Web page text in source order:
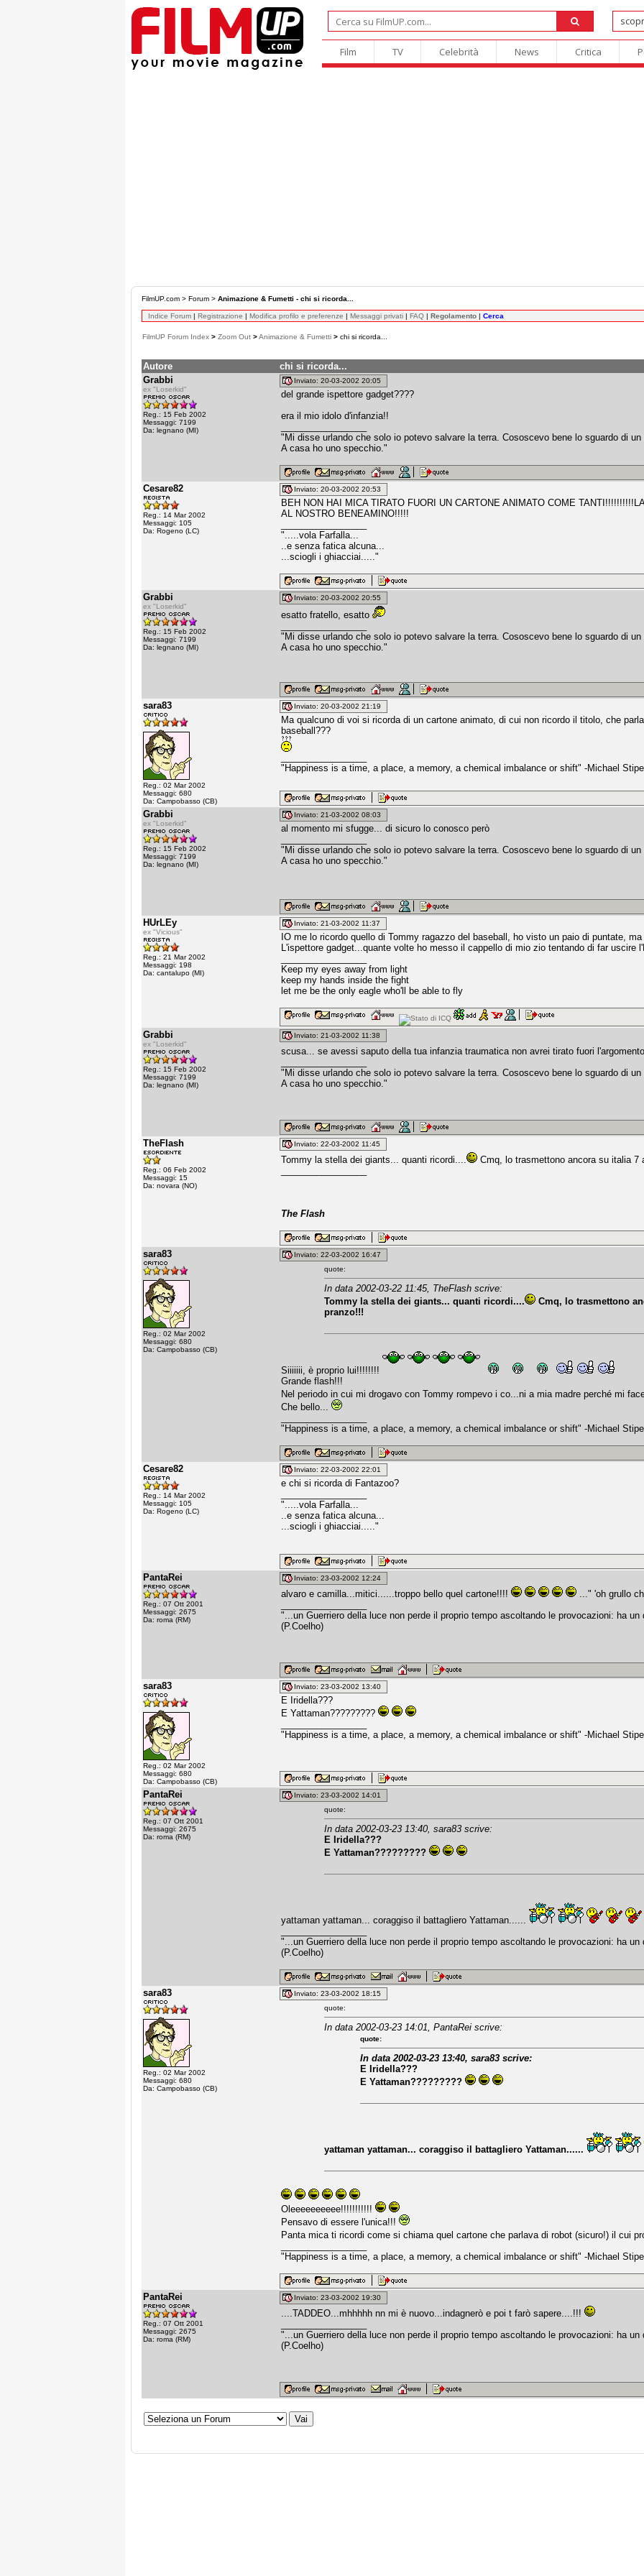
Film TV Celebrità News Critica
FilmUP.com > Forum > Animazione & Fumetti - chi si ricorda...
Indice Forum | Registrazione | Modifica profilo e preferenze | Messaggi privati | FAQ | Regolamento | Cerca
FilmUP Forum Index > Zoom Out >Animazione & Fumetti > chi si ricorda...
Autore
chi si ricorda...
Grabbi
ex "Loserkid"
Reg.: 15 Feb 2002
Messaggi: 7199
Da: legnano (MI)
Inviato: 20-03-2002 20:05
del grande ispettore gadget????
era il mio idolo d'infanzia!!
"Mi disse urlando che solo io potevo salvare la terra. Cososcevo bene lo sguardo di un
A casa ho uno specchio."
Cesare82
Reg.: 14 Mar 2002
Messaggi: 105
Da: Rogeno (LC)
Inviato: 20-03-2002 20:53
BEH NON HAI MICA TIRATO FUORI UN CARTONE ANIMATO COME
AL NOSTRO BENEAMINO!!!!!
".....vola Farfalla...
..e senza fatica alcuna...
...sciogli i ghiacciai....."
Grabbi
ex "Loserkid"
Reg.: 15 Feb 2002
Messaggi: 7199
Da: legnano (MI)
Inviato: 20-03-2002 20:55
esatto fratello, esatto
"Mi disse urlando che solo io potevo salvare la terra. Cososcevo bene lo sguardo di un
A casa ho uno specchio."
sara83
Reg.: 02 Mar 2002
Messaggi: 680
Da: Campobasso (CB)
Inviato: 20-03-2002 21:19
Ma qualcuno di voi si ricorda di un cartone animato, di cui non ricordo il titolo, che
baseball???
"Happiness is a time, a place, a memory, a chemical imbalance or shift" -Michael
Grabbi
ex "Loserkid"
Reg.: 15 Feb 2002
Messaggi: 7199
Da: legnano (MI)
Inviato: 21-03-2002 08:03
al momento mi sfugge... di sicuro lo conosco però
"Mi disse urlando che solo io potevo salvare la terra. Cososcevo bene lo sguardo di un
A casa ho uno specchio."
HUrLEy
ex "Vicious"
Reg.: 21 Mar 2002
Messaggi: 198
Da: cantalupo (MI)
Inviato: 21-03-2002 11:37
IO me lo ricordo quello di Tommy ragazzo del baseball, ho visto un paio di puntate,
L'ispettore gadget...quante volte ho messo il cappello di mio zio tentando di far uscire
Keep my eyes away from light
keep my hands inside the fight
let me be the only eagle who'll be able to fly
Grabbi
ex "Loserkid"
Reg.: 15 Feb 2002
Messaggi: 7199
Da: legnano (MI)
Inviato: 21-03-2002 11:38
scusa... se avessi saputo della tua infanzia traumatica non avrei tirato fuori
"Mi disse urlando che solo io potevo salvare la terra. Cososcevo bene lo sguardo di un
A casa ho uno specchio."
TheFlash
Reg.: 06 Feb 2002
Messaggi: 15
Da: novara (NO)
Inviato: 22-03-2002 11:45
Tommy la stella dei giants... quanti ricordi....
Cmq, lo trasmettono ancora su italia 7
The Flash
sara83
Reg.: 02 Mar 2002
Messaggi: 680
Da: Campobasso (CB)
Inviato: 22-03-2002 16:47
quote:
In data 2002-03-22 11:45, TheFlash scrive:
Tommy la stella dei giants... quanti ricordi....
Cmq, lo trasmettono
pranzo!!!
Siiiiiii, è proprio lui!!!!!!!!
Grande flash!!!
Nel periodo in cui mi drogavo con Tommy rompevo i co...ni a mia madre perché mi
Che bello...
"Happiness is a time, a place, a memory, a chemical imbalance or shift" -Michael
Cesare82
Reg.: 14 Mar 2002
Messaggi: 105
Da: Rogeno (LC)
Inviato: 22-03-2002 22:01
e chi si ricorda di Fantazoo?
".....vola Farfalla...
..e senza fatica alcuna...
...sciogli i ghiacciai....."
PantaRei
Reg.: 07 Ott 2001
Messaggi: 2675
Da: roma (RM)
Inviato: 23-03-2002 12:24
alvaro e camilla...mitici......troppo bello quel cartone!!!!
..." 'oh grullo
"...un Guerriero della luce non perde il proprio tempo ascoltando le provocazioni: ha
(P.Coelho)
sara83
Reg.: 02 Mar 2002
Messaggi: 680
Da: Campobasso (CB)
Inviato: 23-03-2002 13:40
E Iridella???
E Yattaman?????????
"Happiness is a time, a place, a memory, a chemical imbalance or shift" -Michael
PantaRei
Reg.: 07 Ott 2001
Messaggi: 2675
Da: roma (RM)
Inviato: 23-03-2002 14:01
quote:
In data 2002-03-23 13:40, sara83 scrive:
E Iridella???
E Yattaman?????????
yattaman yattaman... coraggiso il battagliero Yattaman......
"...un Guerriero della luce non perde il proprio tempo ascoltando le provocazioni: ha
(P.Coelho)
sara83
Reg.: 02 Mar 2002
Messaggi: 680
Da: Campobasso (CB)
Inviato: 23-03-2002 18:15
quote:
In data 2002-03-23 14:01, PantaRei scrive:
quote:
In data 2002-03-23 13:40, sara83 scrive:
E Iridella???
E Yattaman?????????
yattaman yattaman... coraggiso il battagliero Yattaman......
Oleeeeeeeeee!!!!!!!!!!!
Pensavo di essere l'unica!!!
Panta mica ti ricordi come si chiama quel cartone che parlava di robot (sicuro!) il cui
"Happiness is a time, a place, a memory, a chemical imbalance or shift" -Michael
PantaRei
Reg.: 07 Ott 2001
Messaggi: 2675
Da: roma (RM)
Inviato: 23-03-2002 19:30
....TADDEO...mhhhhh nn mi è nuovo...indagnerò e poi t farò sapere....!!!
"...un Guerriero della luce non perde il proprio tempo ascoltando le provocazioni: ha
(P.Coelho)